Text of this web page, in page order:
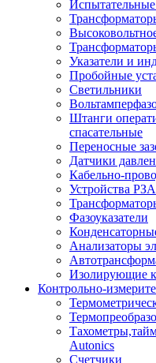
Указатели и
Пробойные
Светильники
Штанги
спасательные
Переносные
Датчики
Кабельно-
Устройства РЗА
Фазоуказатели
Анализаторы
Изолирующие
Контрольно-
Autonics
Счетчики